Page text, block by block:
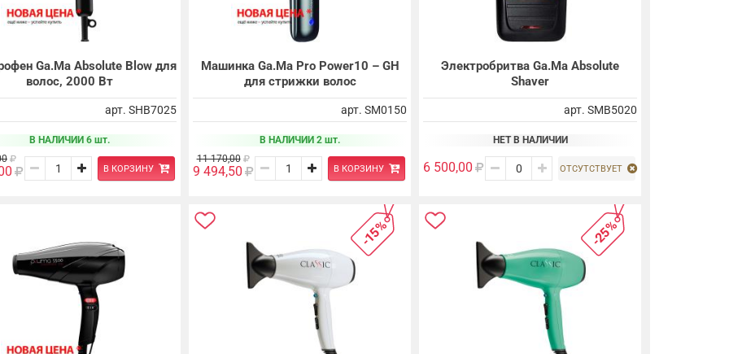
Ga.Ma Absolute Blow для
волос, 2000 Вт
арт. SHB7025
В НАЛИЧИИ 6 шт.
В КОРЗИНУ
Машинка Ga.Ma Pro Power10 – GH
для стрижки волос
арт. SM0150
В НАЛИЧИИ 2 шт.
11 170,00
9 494,50 В КОРЗИНУ
Электробритва Ga.Ma Absolute
Shaver
арт. SMB5020
НЕТ В НАЛИЧИИ
6 500,00 ОТСУТСТВУЕТ
-15% -25%